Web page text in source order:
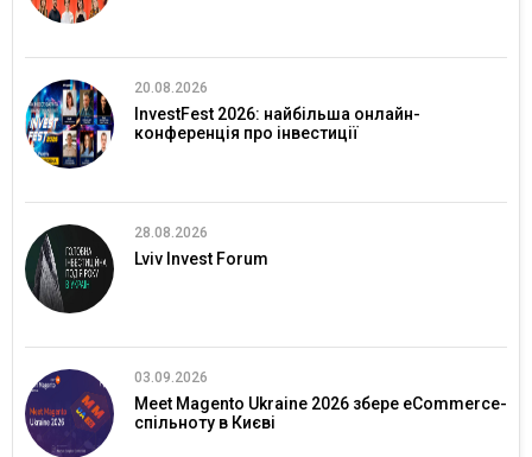
20.08.2026
InvestFest 2026: найбільша онлайн-
конференція про інвестиції
28.08.2026
Lviv Invest Forum
03.09.2026
Meet Magento Ukraine 2026 збере eCommerce-
спільноту в Києві